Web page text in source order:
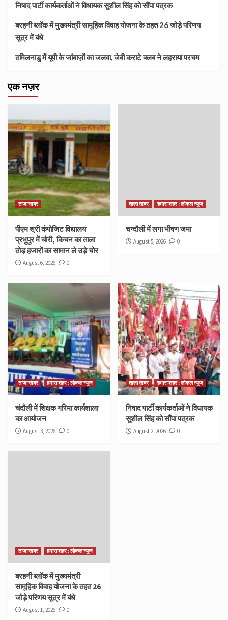
निषाद पार्टी कार्यकर्ताओं ने विधायक सुशील सिंह को सौंपा पत्रक
बरहनी ब्लॉक में मुख्यमंत्री सामूहिक विवाह योजना के तहत 26 जोड़े परिणय
सूत्र में बंधे
तमिलनाडु में यूपी के जांबाज़ों का जलवा, जेबी कराटे क्लब ने लहराया परचम
एक नज़र
ताज़ा खबर
पीएम श्री कंपोजिट विद्यालय
प्रभुपुर में चोरी, किचन का ताला
तोड़ हजारों का सामान ले उड़े चोर
August 6, 2026 0
ताज़ा खबर हमारा शहर : लोकल न्यूज
चन्दौली में लगा भीषण जमा
August 5, 2026 0
ताज़ा खबर हमारा शहर : लोकल न्यूज
चंदौली में शिक्षक गरिमा कार्यशाला
का आयोजन
August 3, 2026 0
ताज़ा खबर हमारा शहर : लोकल न्यूज
निषाद पार्टी कार्यकर्ताओं ने विधायक
सुशील सिंह को सौंपा पत्रक
August 2, 2026 0
ताज़ा खबर हमारा शहर : लोकल न्यूज
बरहनी ब्लॉक में मुख्यमंत्री
सामूहिक विवाह योजना के तहत 26
जोड़े परिणय सूत्र में बंधे
August 1, 2026 0